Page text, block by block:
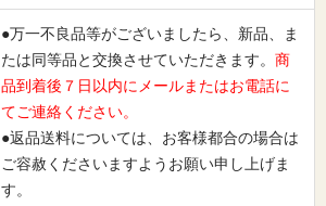
●万一不良品等がございましたら、新品、ま
たは同等品と交換させていただきます。 商
品到着後７日以内にメールまたはお電話に
てご連絡ください。
●返品送料については、お客様都合の場合は
ご容赦くださいますようお願い申し上げま
す。